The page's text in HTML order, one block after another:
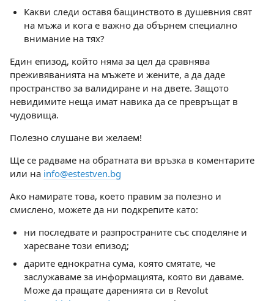
Какви следи оставя бащинството в душевния свят
на мъжа и кога е важно да обърнем специално
внимание на тях?
Един епизод, който няма за цел да сравнява
преживяванията на мъжете и жените, а да даде
пространство за валидиране и на двете. Защото
невидимите неща имат навика да се превръщат в
чудовища.
Полезно слушане ви желаем!
Ще се радваме на обратната ви връзка в коментарите
или на info@estestven.bg
Ако намирате това, което правим за полезно и
смислено, можете да ни подкрепите като:
ни последвате и разпространите със споделяне и
харесване този епизод;
дарите еднократна сума, която смятате, че
заслужаваме за информацията, която ви даваме.
Може да пращате даренията си в Revolut